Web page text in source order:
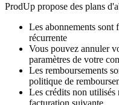
ProdUp propose des plans
Les abonnements sont
récurrente
Vous pouvez annuler
paramètres de votre
Les remboursements
politique de
Les crédits non utilisés
facturation suivante